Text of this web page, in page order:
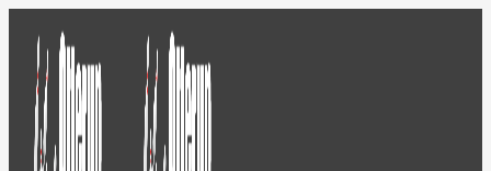
Gå
indholdet